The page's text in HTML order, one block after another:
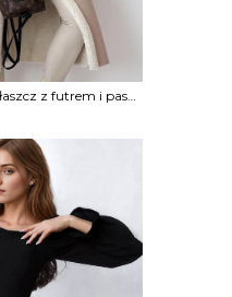
Klasyczny długi płaszcz z futrem i paskiem Sherri